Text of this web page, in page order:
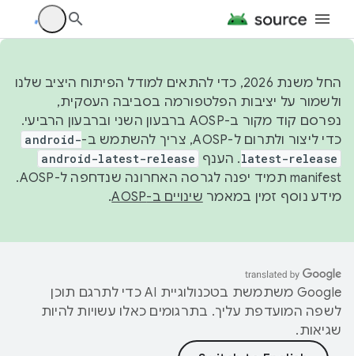
החל משנת 2026, כדי להתאים למודל הפיתוח היציב שלנו
ולשמור על יציבות הפלטפורמה בסביבה העסקית,
נפרסם קוד מקור ב-AOSP ברבעון השני וברבעון הרביעי.
כדי ליצור ולתרום ל-AOSP, צריך להשתמש ב-
android-
latest-release. הענף android-latest-release
manifest תמיד יפנה לגרסה האחרונה שנדחפה ל-AOSP.
מידע נוסף זמין במאמר שינויים ב-AOSP .
‫Google משתמשת בטכנולוגיית AI כדי לתרגם תוכן
לשפה המועדפת עליך. בתרגומים כאלו עשויות להיות
שגיאות.